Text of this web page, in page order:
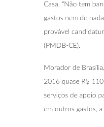
Casa. “Não tem
gastos nem de
provável
(PMDB-CE).
Morador de
2016 quase R$
serviços de apoio
em outros gastos,